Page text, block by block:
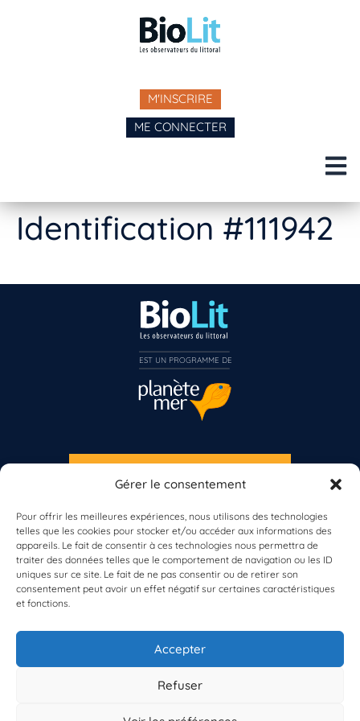
Gérer le consentement
Pour offrir les meilleures expériences, nous utilisons des technologies
telles que les cookies pour stocker et/ou accéder aux informations des
appareils. Le fait de consentir à ces technologies nous permettra de
traiter des données telles que le comportement de navigation ou les ID
uniques sur ce site. Le fait de ne pas consentir ou de retirer son
consentement peut avoir un effet négatif sur certaines caractéristiques
et fonctions.
Accepter
Refuser
M'INSCRIRE
ME CONNECTER
Identification #111942
À propos de BioLit
Vos données d'observation
Ressources
Résultats du programme
Contacts
S'INSCRIRE À LA NEWSLETTER
Vous n’êtes pas encore inscrit à Biolit ?
Inscrivez-vous dès maintenant